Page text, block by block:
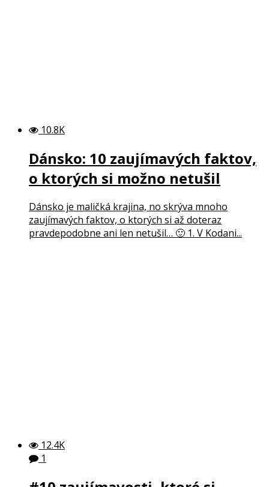
10.8K
Dánsko: 10 zaujímavých faktov,
o ktorých si možno netušil
Dánsko je maličká krajina, no skrýva mnoho
zaujímavých faktov, o ktorých si až doteraz
pravdepodobne ani len netušil… 🙂 1. V Kodani...
12.4K
1